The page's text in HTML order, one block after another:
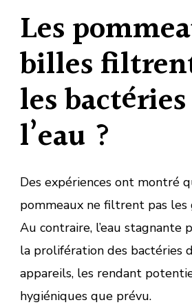
Les
billes
les
l’eau ?
Des expériences ont montré
pommeaux ne filtrent pas les
Au contraire, l’eau stagnante
la prolifération des bactéries
appareils, les rendant
hygiéniques que prévu.